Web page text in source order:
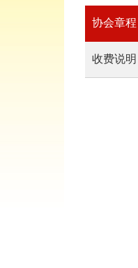
协会章程
收费说明